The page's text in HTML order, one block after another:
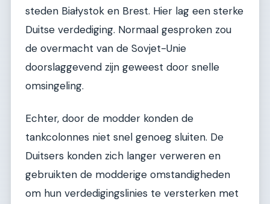
steden Białystok en Brest. Hier lag een sterke
Duitse verdediging. Normaal gesproken zou
de overmacht van de Sovjet-Unie
doorslaggevend zijn geweest door snelle
omsingeling.
Echter, door de modder konden de
tankcolonnes niet snel genoeg sluiten. De
Duitsers konden zich langer verweren en
gebruikten de modderige omstandigheden
om hun verdedigingslinies te versterken met